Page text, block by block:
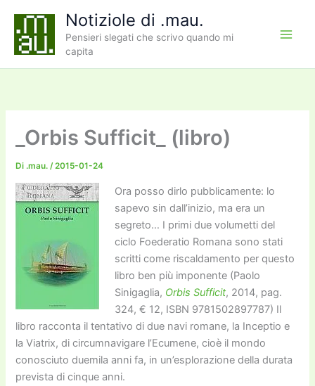
contenuto
Notiziole di .mau.
Pensieri slegati che scrivo quando mi
capita
_Orbis Sufficit_ (libro)
Di .mau./2015-01-24
Ora posso dirlo pubblicamente: lo
sapevo sin dall’inizio, ma era un
segreto… I primi due volumetti del
ciclo Foederatio Romana sono stati
scritti come riscaldamento per questo
libro ben più imponente (Paolo
Sinigaglia, Orbis Sufficit, 2014, pag.
324, € 12, ISBN 9781502897787) Il
libro racconta il tentativo di due navi romane, la Inceptio e
la Viatrix, di circumnavigare l’Ecumene, cioè il mondo
conosciuto duemila anni fa, in un’esplorazione della durata
prevista di cinque anni.